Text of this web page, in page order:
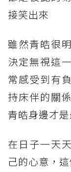
接笑出來
雖然青皓很
決定無視這
常感受到有
持床伴的關
青皓身邊才是
在日子一天
己的心意，